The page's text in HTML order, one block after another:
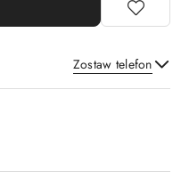
Zostaw telefon